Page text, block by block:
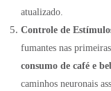
atualizado.
Controle de
fumantes nas
consumo de café e
caminhos neuronais